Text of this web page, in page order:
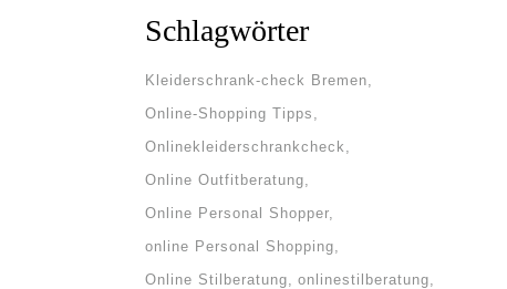
Schlagwörter
Kleiderschrank-check Bremen
Online-Shopping Tipps
Onlinekleiderschrankcheck
Online Outfitberatung
Online Personal Shopper
online Personal Shopping
Online Stilberatung
onlinestilberatung